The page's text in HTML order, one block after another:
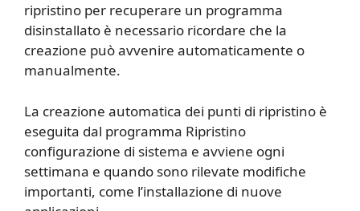
ripristino per recuperare un programma
disinstallato è necessario ricordare che la
creazione può avvenire automaticamente o
manualmente.
La creazione automatica dei punti di ripristino è
eseguita dal programma Ripristino
configurazione di sistema e avviene ogni
settimana e quando sono rilevate modifiche
importanti, come l’installazione di nuove